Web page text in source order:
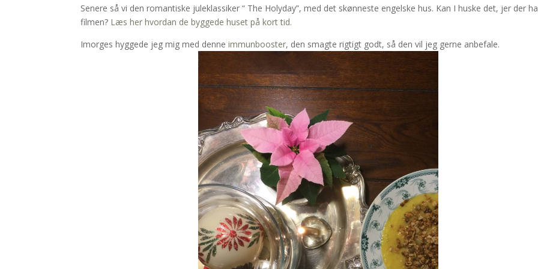
Senere så vi den romantiske juleklassiker “ The Holyday”, med det skønneste engelske hus. Kan I huske det, jer der
filmen? Læs her hvordan de byggede huset på kort tid.
Imorges hyggede jeg mig med denneimmunbooster, den smagte rigtigt godt, så den vil jeg gerne anbefale.